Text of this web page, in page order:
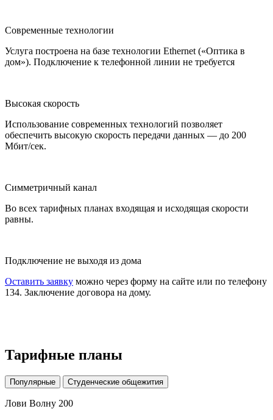
Современные технологии
Услуга построена на базе технологии Ethernet («Оптика в
дом»). Подключение к телефонной линии не требуется
Высокая скорость
Использование современных технологий позволяет
обеспечить высокую скорость передачи данных — до 200
Мбит/сек.
Симметричный канал
Во всех тарифных планах входящая и исходящая скорости
равны.
Подключение не выходя из дома
Оставить заявку можно через форму на сайте или по телефону
134. Заключение договора на дому.
Тарифные планы
Популярные Студенческие общежития
Лови Волну 200